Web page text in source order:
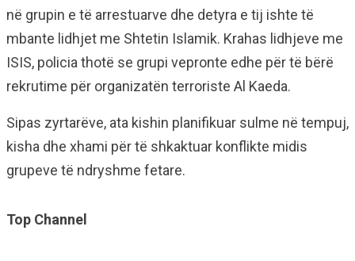
në grupin e të arrestuarve dhe detyra e tij ishte të
mbante lidhjet me Shtetin Islamik. Krahas lidhjeve me
ISIS, policia thotë se grupi vepronte edhe për të bërë
rekrutime për organizatën terroriste Al Kaeda.
Sipas zyrtarëve, ata kishin planifikuar sulme në tempuj,
kisha dhe xhami për të shkaktuar konflikte midis
grupeve të ndryshme fetare.
Top Channel